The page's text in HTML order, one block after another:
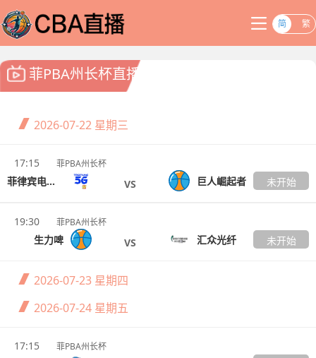
简 繁
菲PBA州长杯直播
2026-07-22 星期三
17:15 菲PBA州长杯
菲律宾电信TNT VS 巨人崛起者 未开始
19:30 菲PBA州长杯
生力啤 VS 汇众光纤 未开始
2026-07-23 星期四
2026-07-24 星期五
17:15 菲PBA州长杯